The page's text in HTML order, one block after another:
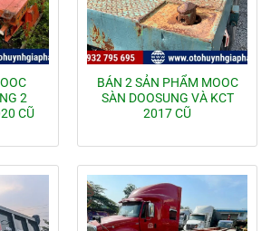
2
CŨ
BÁN 2 SẢN PHẨM MOOC
SÀN DOOSUNG VÀ KCT
2017 CŨ